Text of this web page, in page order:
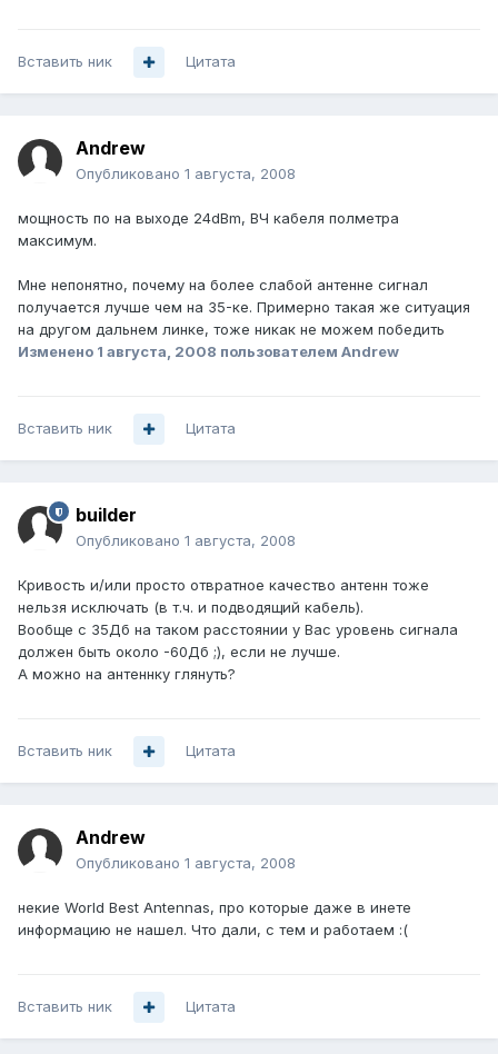
Вставить ник Цитата
Andrеw
Опубликовано 1 августа, 2008
мощность по на выходе 24dBm, ВЧ кабеля полметра
максимум.
Мне непонятно, почему на более слабой антенне сигнал
получается лучше чем на 35-ке. Примерно такая же ситуация
на другом дальнем линке, тоже никак не можем победить
Изменено 1 августа, 2008 пользователем Andrеw
Вставить ник Цитата
builder
Опубликовано 1 августа, 2008
Кривость и/или просто отвратное качество антенн тоже
нельзя исключать (в т.ч. и подводящий кабель).
Вообще с 35Дб на таком расстоянии у Вас уровень сигнала
должен быть около -60Дб ;), если не лучше.
А можно на антеннку глянуть?
Вставить ник Цитата
Andrеw
Опубликовано 1 августа, 2008
некие World Best Antennas, про которые даже в инете
информацию не нашел. Что дали, с тем и работаем :(
Вставить ник Цитата